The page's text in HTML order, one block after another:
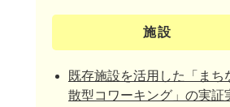
施設
既存施設を活用した「まち
散型コワーキング」の実証